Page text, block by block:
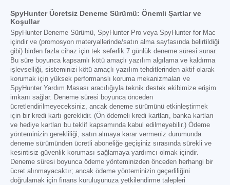
SpyHunter Ücretsiz Deneme Sürümü: Önemli Şartlar ve
Koşullar
SpyHunter Deneme Sürümü, SpyHunter Pro veya SpyHunter for Mac
içindir ve (promosyon materyallerinde/satın alma sayfasında belirtildiği
gibi) birden fazla cihaz için tek seferlik 7 günlük deneme süresi sunar.
Bu süre boyunca kapsamlı kötü amaçlı yazılım algılama ve kaldırma
işlevselliği, sisteminizi kötü amaçlı yazılım tehditlerinden aktif olarak
korumak için yüksek performanslı koruma mekanizmaları ve
SpyHunter Yardım Masası aracılığıyla teknik destek ekibimize erişim
imkanı sağlar. Deneme süresi boyunca önceden
ücretlendirilmeyeceksiniz, ancak deneme sürümünü etkinleştirmek
için bir kredi kartı gereklidir. (Ön ödemeli kredi kartları, banka kartları
ve hediye kartları bu teklif kapsamında kabul edilmeyebilir.) Ödeme
yönteminizin gerekliliği, satın almaya karar vermeniz durumunda
deneme sürümünden ücretli aboneliğe geçişiniz sırasında sürekli ve
kesintisiz güvenlik koruması sağlamaya yardımcı olmak içindir.
Deneme süresi boyunca ödeme yönteminizden önceden herhangi bir
ücret alınmayacaktır; ancak ödeme yönteminizin geçerliliğini
doğrulamak için finans kuruluşunuza yetkilendirme talepleri